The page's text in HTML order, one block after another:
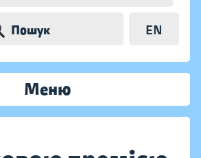
Пошук EN
Меню